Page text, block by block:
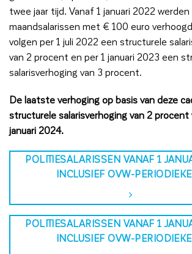
twee jaar tijd. Vanaf 1 januari 2022 werden
maandsalarissen met € 100 euro
volgen per 1 juli 2022 een structurele
van 2 procent en per 1 januari 2023 een
salarisverhoging van 3 procent.
De laatste verhoging op basis van deze
structurele salarisverhoging van 2 procent
januari 2024.
POLITIESALARISSEN VANAF 1
INCLUSIEF OVW-
POLITIESALARISSEN VANAF 1
INCLUSIEF OVW-